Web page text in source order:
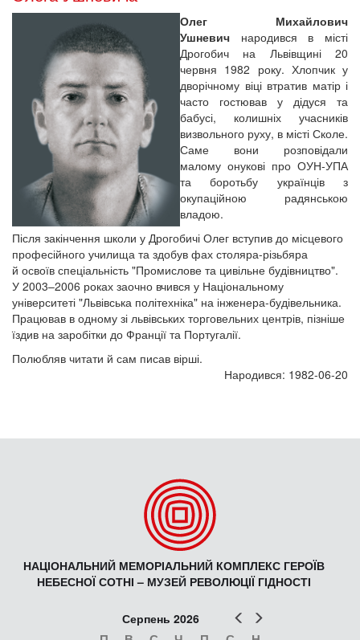
Олег Михайлович
Ушневич народився в місті
Дрогобич на Львівщині 20
червня 1982 року. Хлопчик у
дворічному віці втратив матір і
часто гостював у дідуся та
бабусі, колишніх учасників
визвольного руху, в місті Сколе.
Саме вони розповідали
малому онукові про ОУН-УПА
та боротьбу українців з
окупаційною радянською
владою.
Після закінчення школи у Дрогобичі Олег вступив до місцевого
професійного училища та здобув фах столяра-різьбяра
й освоїв спеціальність "Промислове та цивільне будівництво".
У 2003–2006 роках заочно вчився у Національному
університеті "Львівська політехніка" на інженера-будівельника.
Працював в одному зі львівських торговельних центрів, пізніше
їздив на заробітки до Франції та Португалії.
Полюбляв читати й сам писав вірші.
Народився: 1982-06-20
НАЦІОНАЛЬНИЙ МЕМОРІАЛЬНИЙ КОМПЛЕКС ГЕРОЇВ
НЕБЕСНОЇ СОТНІ – МУЗЕЙ РЕВОЛЮЦІЇ ГІДНОСТІ
Попер
Серпень 2026